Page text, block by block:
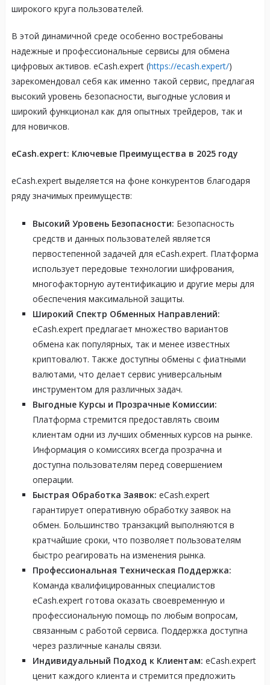
широкого круга пользователей.
В этой динамичной среде особенно востребованы
надежные и профессиональные сервисы для обмена
цифровых активов. eCash.expert (https://ecash.expert/)
зарекомендовал себя как именно такой сервис, предлагая
высокий уровень безопасности, выгодные условия и
широкий функционал как для опытных трейдеров, так и
для новичков.
eCash.expert: Ключевые Преимущества в 2025 году
eCash.expert выделяется на фоне конкурентов благодаря
ряду значимых преимуществ:
Высокий Уровень Безопасности: Безопасность
средств и данных пользователей является
первостепенной задачей для eCash.expert. Платформа
использует передовые технологии шифрования,
многофакторную аутентификацию и другие меры для
обеспечения максимальной защиты.
Широкий Спектр Обменных Направлений:
eCash.expert предлагает множество вариантов
обмена как популярных, так и менее известных
криптовалют. Также доступны обмены с фиатными
валютами, что делает сервис универсальным
инструментом для различных задач.
Выгодные Курсы и Прозрачные Комиссии:
Платформа стремится предоставлять своим
клиентам одни из лучших обменных курсов на рынке.
Информация о комиссиях всегда прозрачна и
доступна пользователям перед совершением
операции.
Быстрая Обработка Заявок: eCash.expert
гарантирует оперативную обработку заявок на
обмен. Большинство транзакций выполняются в
кратчайшие сроки, что позволяет пользователям
быстро реагировать на изменения рынка.
Профессиональная Техническая Поддержка:
Команда квалифицированных специалистов
eCash.expert готова оказать своевременную и
профессиональную помощь по любым вопросам,
связанным с работой сервиса. Поддержка доступна
через различные каналы связи.
Индивидуальный Подход к Клиентам: eCash.expert
ценит каждого клиента и стремится предложить